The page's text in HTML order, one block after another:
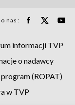
nas:
informacji TVP
o nadawcy
program (ROPAT)
w TVP